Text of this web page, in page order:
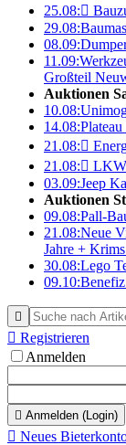
25.08:
29.08:
08.09:
11.09:
Großteil
Auktionen
10.08:
14.08:
21.08:
21.08:
03.09:Jeep
Auktionen
09.08:Pall-
21.08:Neue
Jahre +
30.08:Lego
09.10:

 Registrieren
Anmelden
 Anmelden (Login)
 Neues